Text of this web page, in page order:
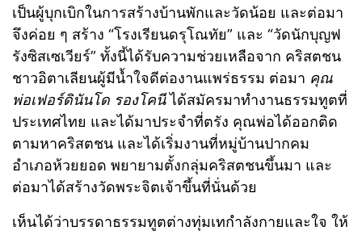
เป็นผู้บุกเบิกในการสร้างบ้านพักและวัดน้อย และต่อมา
จึงค่อย ๆ สร้าง “โรงเรียนดรุโณทัย” และ “วัดนักบุญฟ
รังซิสเซเวียร์” ทั้งนี้ได้รับความช่วยเหลือจาก คริสตชน
ชาวอิตาเลียนผู้มีน้ำใจดีต่องานแพร่ธรรม ต่อมา คุณ
พ่อเฟอร์ดินันโด รองโคนีได้สมัครมาทำงานธรรมทูตที่
ประเทศไทย และได้มาประจำที่ตรัง คุณพ่อได้ออกติด
ตามหาคริสตชน และได้เริ่มงานที่หมู่บ้านปากคม
อำเภอห้วยยอด พยายามตั้งกลุ่มคริสตชนขึ้นมา และ
ต่อมาได้สร้างวัดพระจิตเจ้าขึ้นที่นั่นด้วย
เห็นได้ว่าบรรดาธรรมทูตต่างทุ่มเทกำลังกายและใจ ให้